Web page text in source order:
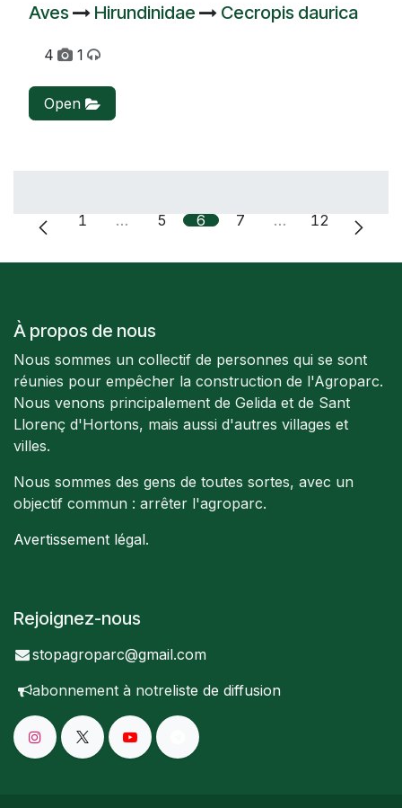
Aves Hirundinidae Cecropis daurica
4 1
Open
1 … 5 6 7 … 12
À propos de nous
Nous sommes un collectif de personnes qui se sont
réunies pour empêcher la construction de l'Agroparc.
Nous venons principalement de Gelida et de Sant
Llorenç d'Hortons, mais aussi d'autres villages et
villes.
Nous sommes des gens de toutes sortes, avec un
objectif commun : arrêter l'agroparc.
Avertissement légal.
Rejoignez-nous
stopagroparc@gmail.com
abonnement à notreliste de diffusion